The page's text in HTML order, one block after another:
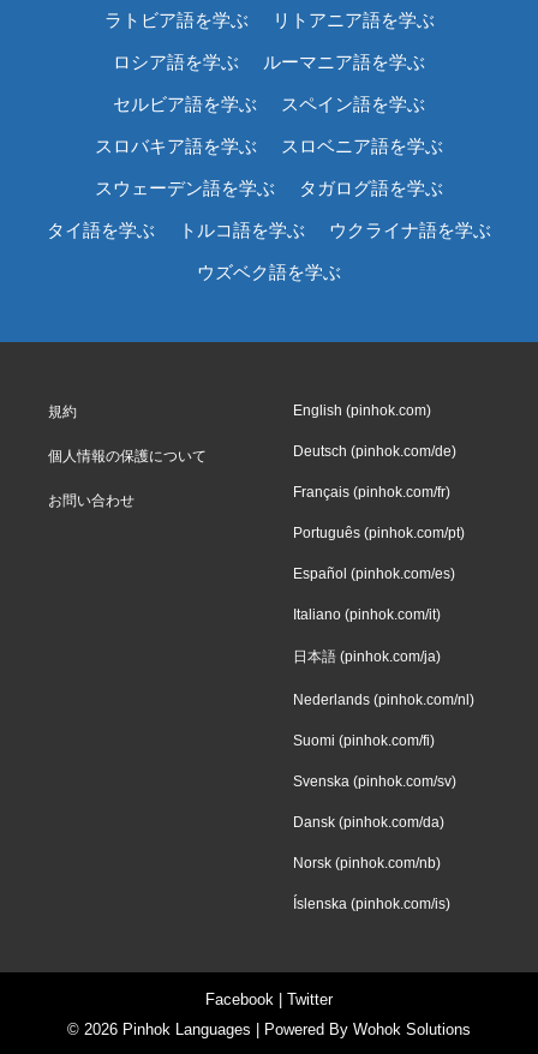
ラトビア語を学ぶ リトアニア語を学ぶ
ロシア語を学ぶ ルーマニア語を学ぶ
セルビア語を学ぶ スペイン語を学ぶ
スロバキア語を学ぶ スロベニア語を学ぶ
スウェーデン語を学ぶ タガログ語を学ぶ
タイ語を学ぶ トルコ語を学ぶ ウクライナ語を学ぶ
ウズベク語を学ぶ
規約
個人情報の保護について
お問い合わせ
English (pinhok.com)
Deutsch (pinhok.com/de)
Français (pinhok.com/fr)
Português (pinhok.com/pt)
Español (pinhok.com/es)
Italiano (pinhok.com/it)
日本語 (pinhok.com/ja)
Nederlands (pinhok.com/nl)
Suomi (pinhok.com/fi)
Svenska (pinhok.com/sv)
Dansk (pinhok.com/da)
Norsk (pinhok.com/nb)
Íslenska (pinhok.com/is)
Facebook
Twitter
© 2026 Pinhok Languages | Powered By Wohok Solutions